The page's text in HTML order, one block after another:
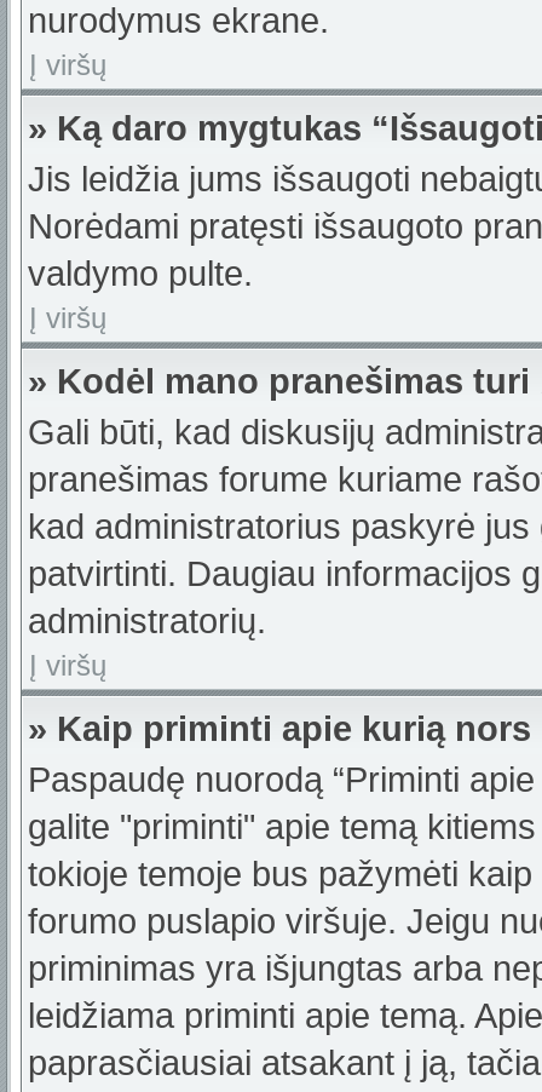
nurodymus ekrane.
Į viršų
» Ką daro mygtukas
Jis leidžia jums išsaugoti
Norėdami pratęsti išsaugoto
valdymo pulte.
Į viršų
» Kodėl mano pranešimas
Gali būti, kad diskusijų
pranešimas forume kuriame
kad administratorius paskyrė
patvirtinti. Daugiau informacijos
administratorių.
Į viršų
» Kaip priminti apie kurią nors
Paspaudę nuorodą “Priminti
galite "priminti" apie temą
tokioje temoje bus pažymėti
forumo puslapio viršuje. Jeigu
priminimas yra išjungtas arba
leidžiama priminti apie temą.
paprasčiausiai atsakant į ją,